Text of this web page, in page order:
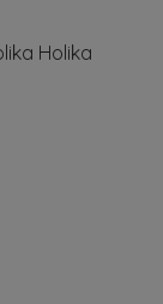
Holika